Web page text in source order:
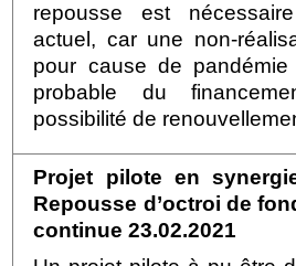
repousse est
actuel, car une non-
pour cause de
probable du
possibilité de
Projet pilote en
Repousse d’octroi de
continue 23.02.2021